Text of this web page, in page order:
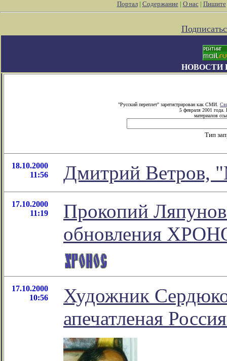
Портал| Содержание| О нас| Пишите
НОВОСТИ
"Русский переплет" зарегистрирован как СМИ.
5 февраля 2001 года.
материалов
Тип
18.10.2000
11:56
Дмитрий Ветров,
17.10.2000
11:19
Прокопий
обновления
17.10.2000
10:56
Художник
апечатленая